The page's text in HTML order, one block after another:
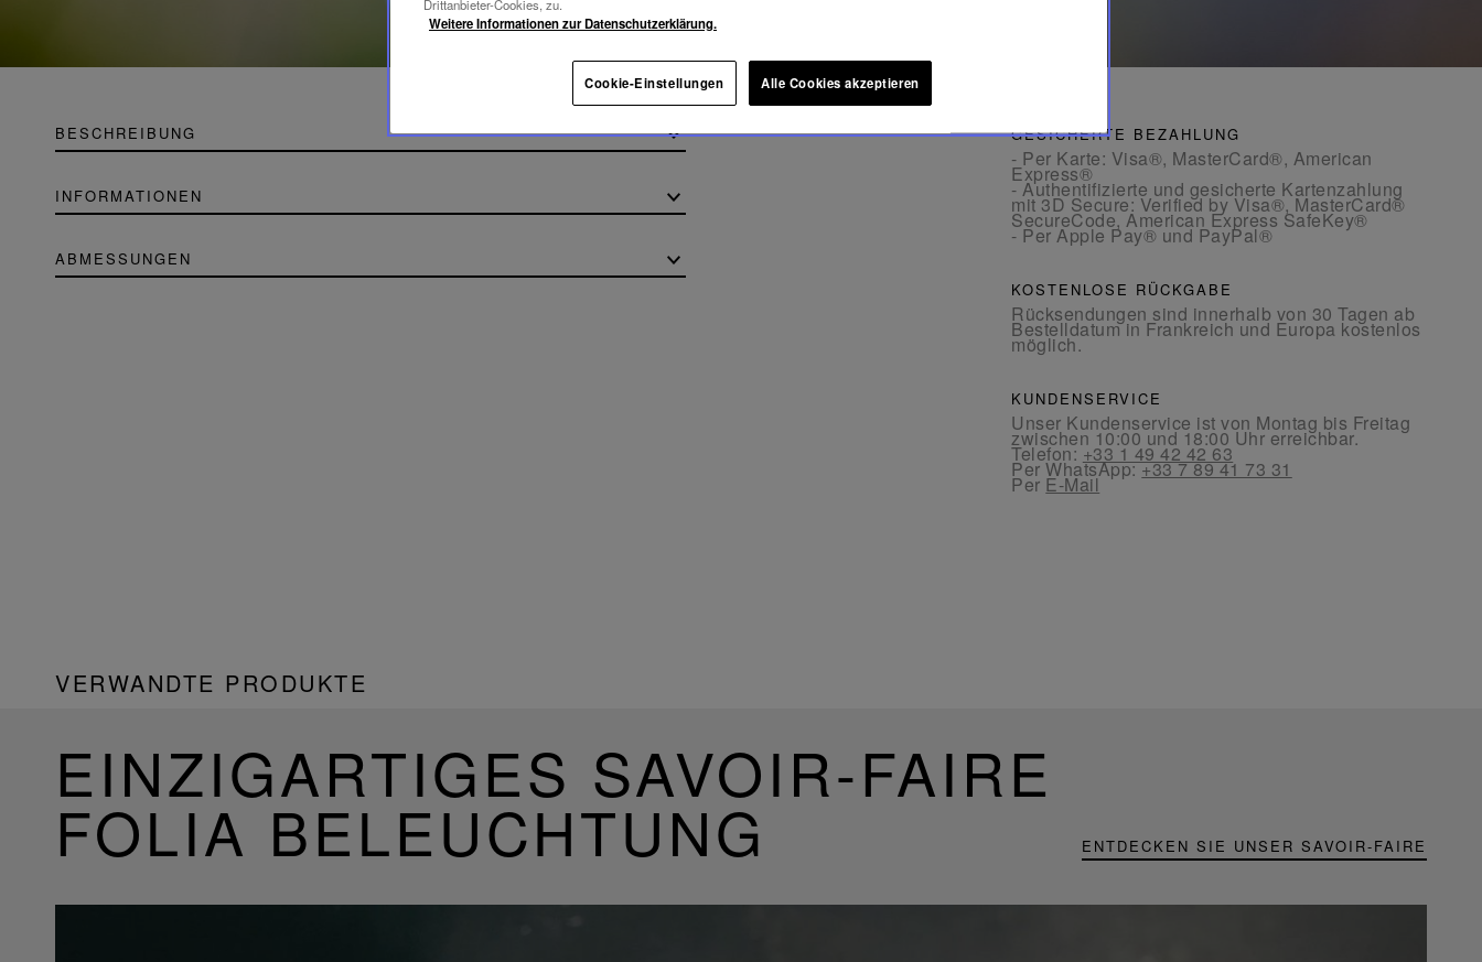
BESCHREIBUNG
INFORMATIONEN
ABMESSUNGEN
GESICHERTE BEZAHLUNG
- Per Karte: Visa®, MasterCard®, American
Express®
- Authentifizierte und gesicherte Kartenzahlung
mit 3D Secure: Verified by Visa®, MasterCard®
SecureCode, American Express SafeKey®
- Per Apple Pay® und PayPal®
KOSTENLOSE RÜCKGABE
Rücksendungen sind innerhalb von 30 Tagen ab
Bestelldatum in Frankreich und Europa kostenlos
möglich.
KUNDENSERVICE
Unser Kundenservice ist von Montag bis Freitag
zwischen 10:00 und 18:00 Uhr erreichbar.
Telefon:+33 1 49 42 42 63
Per WhatsApp:+33 7 89 41 73 31
Per E-Mail
VERWANDTE PRODUKTE
EINZIGARTIGES SAVOIR-FAIRE
FOLIA BELEUCHTUNG ENTDECKEN SIE UNSER SAVOIR-FAIRE
Drittanbieter-Cookies, zu.
Weitere Informationen zur Datenschutzerklärung.
Cookie-Einstellungen Alle Cookies akzeptieren